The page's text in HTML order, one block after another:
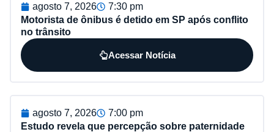
agosto 7, 2026
7:30 pm
Motorista de ônibus é detido em SP após conflito
no trânsito
Acessar Notícia
agosto 7, 2026
7:00 pm
Estudo revela que percepção sobre paternidade